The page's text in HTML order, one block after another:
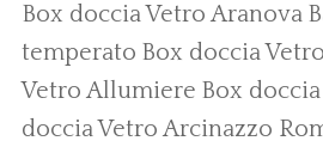
Box doccia Vetro Aranova
temperato Box doccia
Vetro Allumiere Box
doccia Vetro Arcinazzo